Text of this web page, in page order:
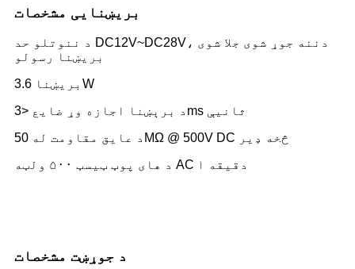
بریښنایی مشخصات
د ننوتلو حد DC12V~DC28V، دننه جوړ شوی جلا شوی
بریښنا رسولو
بریښنا 3.6W
د برېښنا اجازه وړ ضایع <3ms ثانیې
د عایق مقاومت له 50MΩ @ 500V DC څخه ډیر
د های پوټ ټیسټ ۵۰۰ ولټه AC ۱ دقیقه
د جوړښت مشخصات